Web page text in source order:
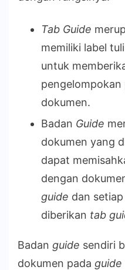
Tab Guide
memiliki label
untuk
pengelompokan
dokumen.
Badan Guide
dokumen yang
dapat
dengan
guide dan
diberikan tab
Badan guide sendiri
dokumen pada guide